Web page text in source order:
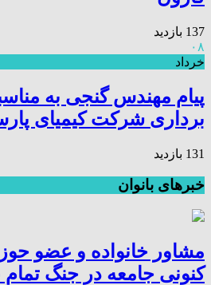
137 بازدید
۰۸
خرداد
پیام مهندس گنجی به
برداری شرکت کیمیای
131 بازدید
خبرهای بانوان
مشاور خانواده و عضو
کنونی جامعه در جنگ تمام